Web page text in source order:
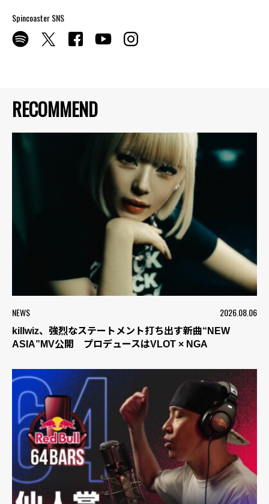
RECOMMEND
NEWS 2026.08.06
killwiz、強烈なステートメント打ち出す新曲“NEW
ASIA”MV公開 プロデュースはVLOT × NGA
Spincoaster SNS